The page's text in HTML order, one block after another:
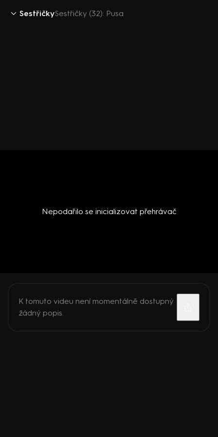
SestřičkySestřičky (32): Pusa
Nepodařilo se inicializovat přehrávač
K tomuto videu není momentálně dostupný
žádný popis.